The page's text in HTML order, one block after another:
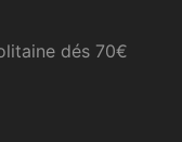
dés 70€